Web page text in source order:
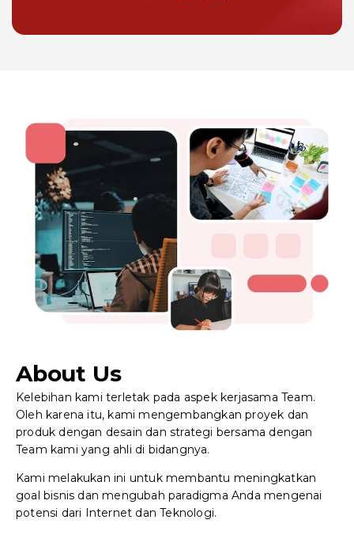
About Us
Kelebihan kami terletak pada aspek kerjasama Team.
Oleh karena itu, kami mengembangkan proyek dan
produk dengan desain dan strategi bersama dengan
Team kami yang ahli di bidangnya.
Kami melakukan ini untuk membantu meningkatkan
goal bisnis dan mengubah paradigma Anda mengenai
potensi dari Internet dan Teknologi.